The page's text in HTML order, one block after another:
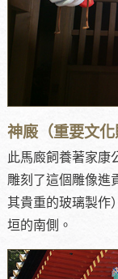
神廄（重要文化
此馬廄飼養著家康
雕刻了這個雕像進
其貴重的玻璃製作
垣的南側。